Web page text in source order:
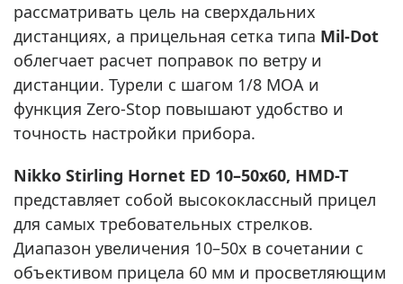
рассматривать цель на сверхдальних
дистанциях, а прицельная сетка типа Mil-Dot
облегчает расчет поправок по ветру и
дистанции. Турели с шагом 1/8 MOA и
функция Zero-Stop повышают удобство и
точность настройки прибора.
Nikko Stirling Hornet ED 10–50x60, HMD-T
представляет собой высококлассный прицел
для самых требовательных стрелков.
Диапазон увеличения 10–50x в сочетании с
объективом прицела 60 мм и просветляющим